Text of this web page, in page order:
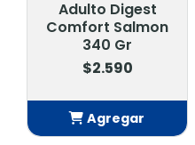
Adulto Digest
Comfort Salmon
340 Gr
$2.590
Agregar